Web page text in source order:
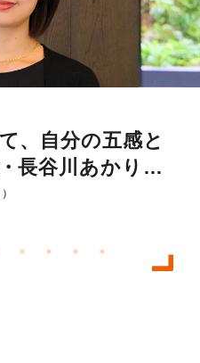
介護のあり方
、自分の五感と
長谷川あかりさ
金を貯めなき
。社会的金融教
、“お金の不
張らなきゃ、
から逃げた
」坪和
ィブ変換術―
んが語る「私
人主義」という
生が違って見え
ほどく
齢が足かせに
。 ―50歳で会社
美容写真家」の
様性
歳以上の超経験
します！
い。スペシャ
齢の多様性・エ
えよう」
考える、自分ら
態調査を発表！